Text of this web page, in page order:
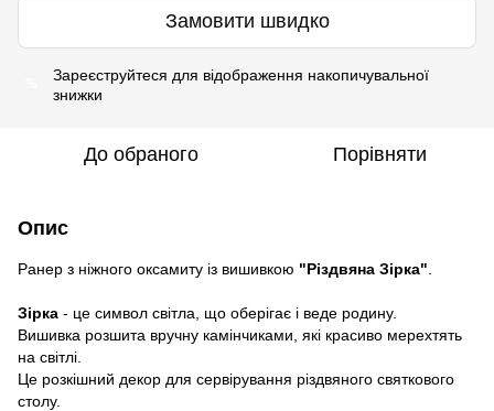
Замовити швидко
Зареєструйтеся для відображення накопичувальної
знижки
До обраного Порівняти
Опис
Ранер з ніжного оксамиту із вишивкою "Різдвяна Зірка"
Зірка - це символ світла, що оберігає і веде родину.
Вишивка розшита вручну камінчиками, які красиво мерехтять
на світлі.
Це розкішний декор для сервірування різдвяного святкового
столу.